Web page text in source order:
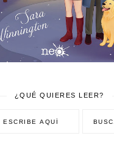
¿QUÉ QUIERES LEER?